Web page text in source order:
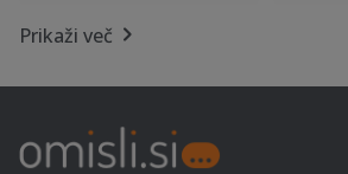
Snemanje poroke - Sveti-
Statika - Sveti-tomaz
Prikaži več